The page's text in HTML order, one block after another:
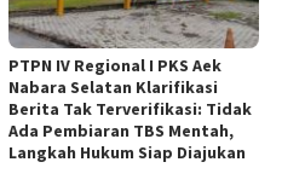
PTPN IV Regional I PKS Aek
Nabara Selatan Klarifikasi
Berita Tak Terverifikasi: Tidak
Ada Pembiaran TBS Mentah,
Langkah Hukum Siap Diajukan